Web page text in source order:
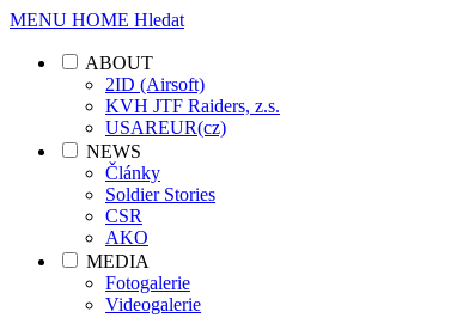
MENU HOME Hledat
ABOUT
2ID (Airsoft)
KVH JTF Raiders, z.s.
USAREUR(cz)
NEWS
Články
Soldier Stories
CSR
AKO
MEDIA
Fotogalerie
Videogalerie